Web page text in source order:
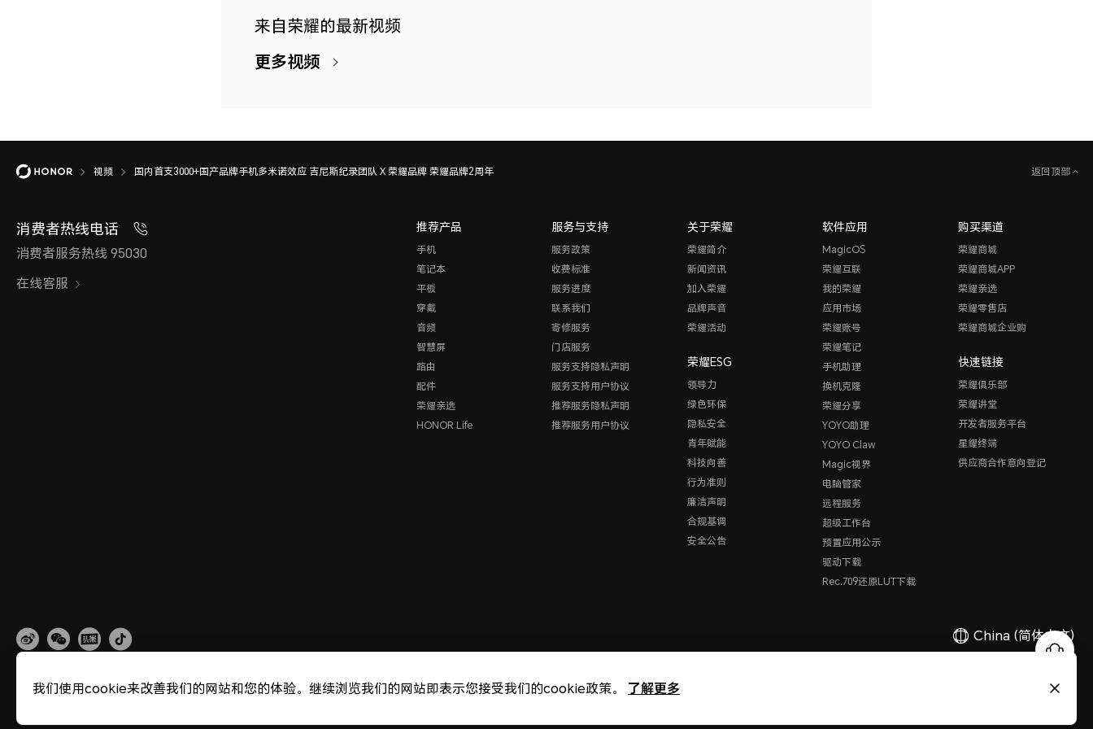
来自荣耀的最新视频
更多视频
视频 国内首支3000+国产品牌手机多米诺效应 吉尼斯纪录团队 X 荣耀品牌 荣耀品牌2周年 返回顶部
消费者热线电话
消费者服务热线 95030
在线客服
推荐产品
手机
笔记本
平板
穿戴
音频
智慧屏
路由
配件
荣耀亲选
HONOR Life
服务与支持
服务政策
收费标准
服务进度
联系我们
寄修服务
门店服务
服务支持隐私声明
服务支持用户协议
推荐服务隐私声明
推荐服务用户协议
关于荣耀
荣耀简介
新闻资讯
加入荣耀
品牌声音
荣耀活动
荣耀ESG
领导力
绿色环保
隐私安全
青年赋能
科技向善
行为准则
廉洁声明
合规基调
安全公告
软件应用
MagicOS
荣耀互联
我的荣耀
应用市场
荣耀账号
荣耀笔记
手机助理
换机克隆
荣耀分享
YOYO助理
YOYO Claw
Magic视界
电脑管家
远程服务
超级工作台
预置应用公示
驱动下载
Rec.709还原LUT下载
购买渠道
荣耀商城
荣耀商城APP
荣耀亲选
荣耀零售店
荣耀商城企业购
快速链接
荣耀俱乐部
荣耀讲堂
开发者服务平台
星耀终端
供应商合作意向登记
China (简体中文)
网站地图 隐私政策 使用条款 关于cookies 法律信息 除名查询 版权所有 © 荣耀终端股份有限公司 2020-2026 保留一切权利。
粤ICP备20047157号
我们使用cookie来改善我们的网站和您的体验。继续浏览我们的网站即表示您接受我们的cookie政策。 了解更多